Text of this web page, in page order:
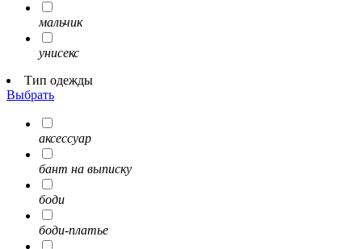
мальчик
унисекс
Тип одежды
Выбрать
аксессуар
бант на выписку
боди
боди-платье